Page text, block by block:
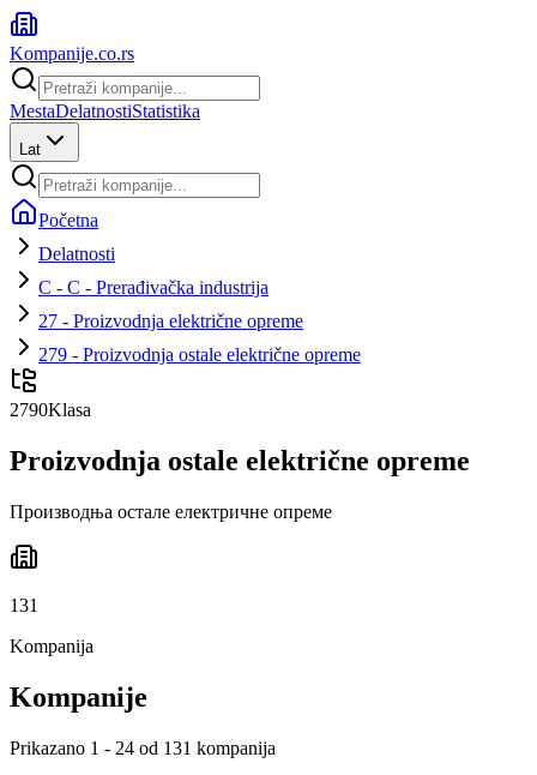
Kompanije.co.rs
MestaDelatnostiStatistika
Lat
Početna
Delatnosti
C - C - Prerađivačka industrija
27 - Proizvodnja električne opreme
279 - Proizvodnja ostale električne opreme
2790Klasa
Proizvodnja ostale električne opreme
Производња остале електричне опреме
131
Kompanija
Kompanije
Prikazano 1 - 24 od 131 kompanija